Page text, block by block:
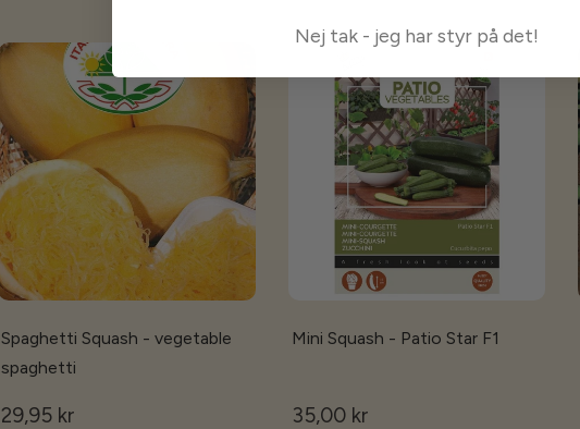
Spaghetti Squash - vegetable
spaghetti
29,95 kr
Mini Squash - Patio Star F1
35,00 kr
Nej tak - jeg har styr på det!